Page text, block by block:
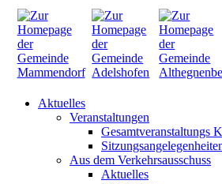
Aktuelles
Veranstaltungen
Gesamtveranstaltungs
Aus dem Verkehrsausschuss
Aktuelles